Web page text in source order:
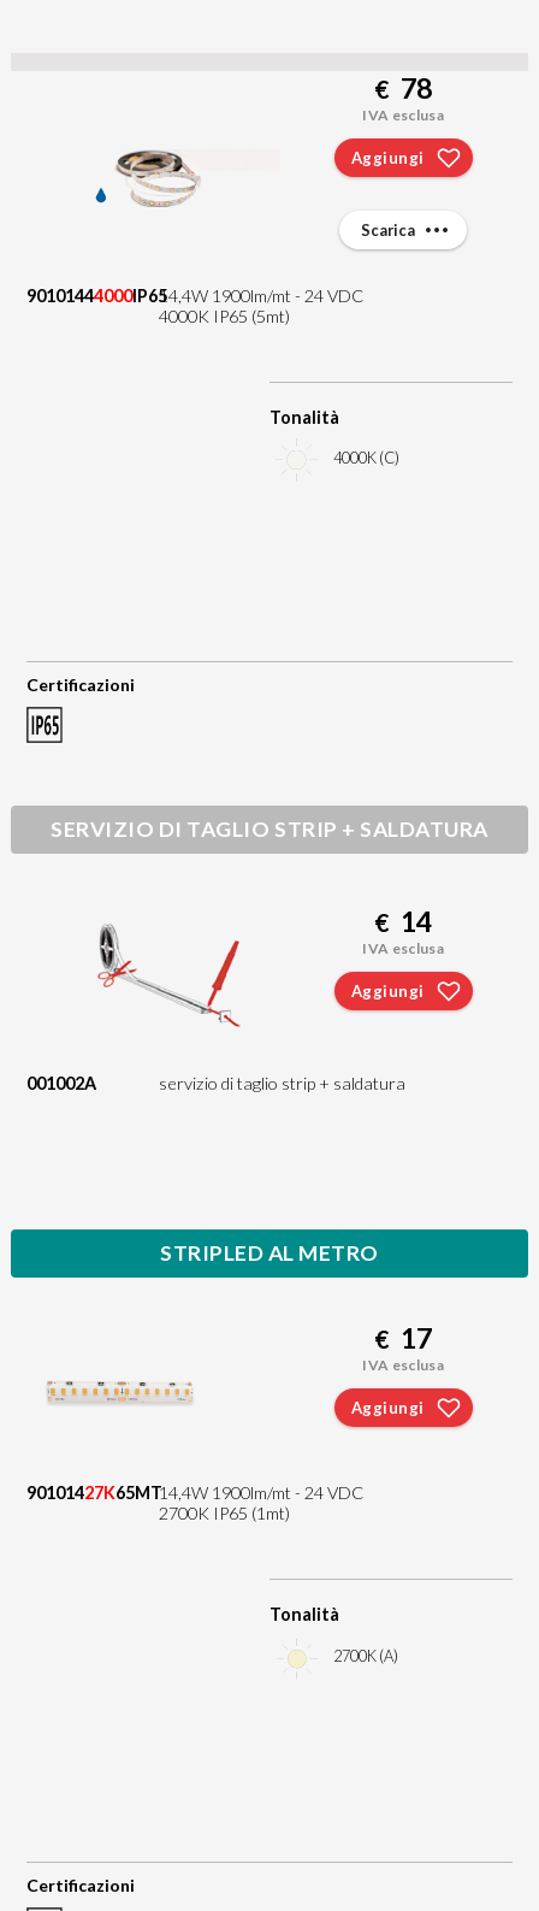
90101444000IP6514,4W 1900lm/mt - 24 VDC
4000K IP65 (5mt)
Tonalità
4000K (C)
Certificazioni
€ 78
IVA esclusa
Aggiungi
Scarica
SERVIZIO DI TAGLIO STRIP + SALDATURA
001002A servizio di taglio strip + saldatura
€ 14
IVA esclusa
Aggiungi
STRIPLED AL METRO
90101427K65MT14,4W 1900lm/mt - 24 VDC
2700K IP65 (1mt)
Tonalità
2700K (A)
Certificazioni
€ 17
IVA esclusa
Aggiungi